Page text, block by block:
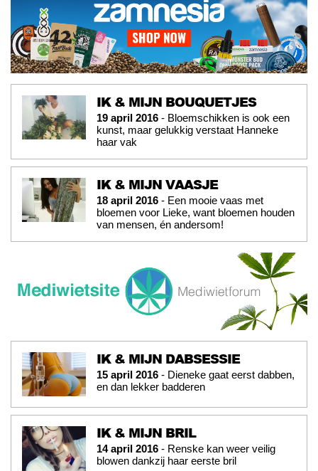
IK & MIJN BOUQUETJES
19 april 2016 - Bloemschikken is ook een
kunst, maar gelukkig verstaat Hanneke
haar vak
IK & MIJN VAASJE
18 april 2016 - Een mooie vaas met
bloemen voor Lieke, want bloemen houden
van mensen, én andersom!
IK & MIJN DABSESSIE
15 april 2016 - Dieneke gaat eerst dabben,
en dan lekker badderen
IK & MIJN BRIL
14 april 2016 - Renske kan weer veilig
blowen dankzij haar eerste bril